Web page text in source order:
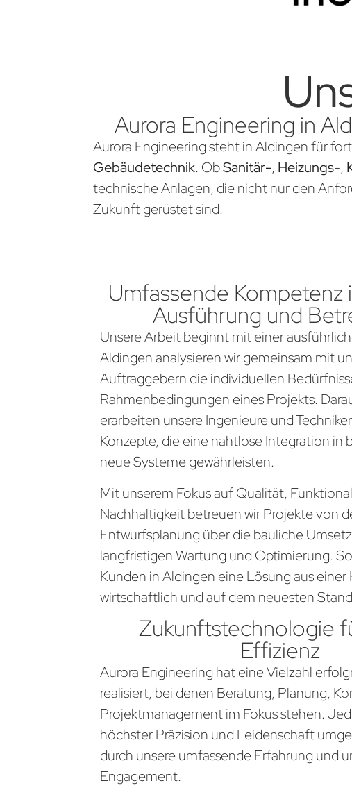
Aurora Engineering in
Aurora Engineering steht in Aldingen für
Gebäudetechnik. ObSanitär-, Heizungs-,
technische Anlagen, die nicht nur den
Zukunft gerüstet sind.
Umfassende Kompetenz
Ausführung und
Unsere Arbeit beginnt mit einer
Aldingen analysieren wir gemeinsam mit
Auftraggebern die individuellen
Rahmenbedingungen eines Projekts.
erarbeiten unsere Ingenieure und
Konzepte, die eine nahtlose Integration in
neue Systeme gewährleisten.
Mit unserem Fokus auf Qualität,
Nachhaltigkeit betreuen wir Projekte von
Entwurfsplanung über die bauliche
langfristigen Wartung und Optimierung.
Kunden in Aldingen eine Lösung aus
wirtschaftlich und auf dem neuesten
Zukunftstechnologie
Effizienz
Aurora Engineering hat eine Vielzahl
realisiert, bei denen Beratung, Planung,
Projektmanagement im Fokus stehen.
höchster Präzision und Leidenschaft
durch unsere umfassende Erfahrung und
Engagement.